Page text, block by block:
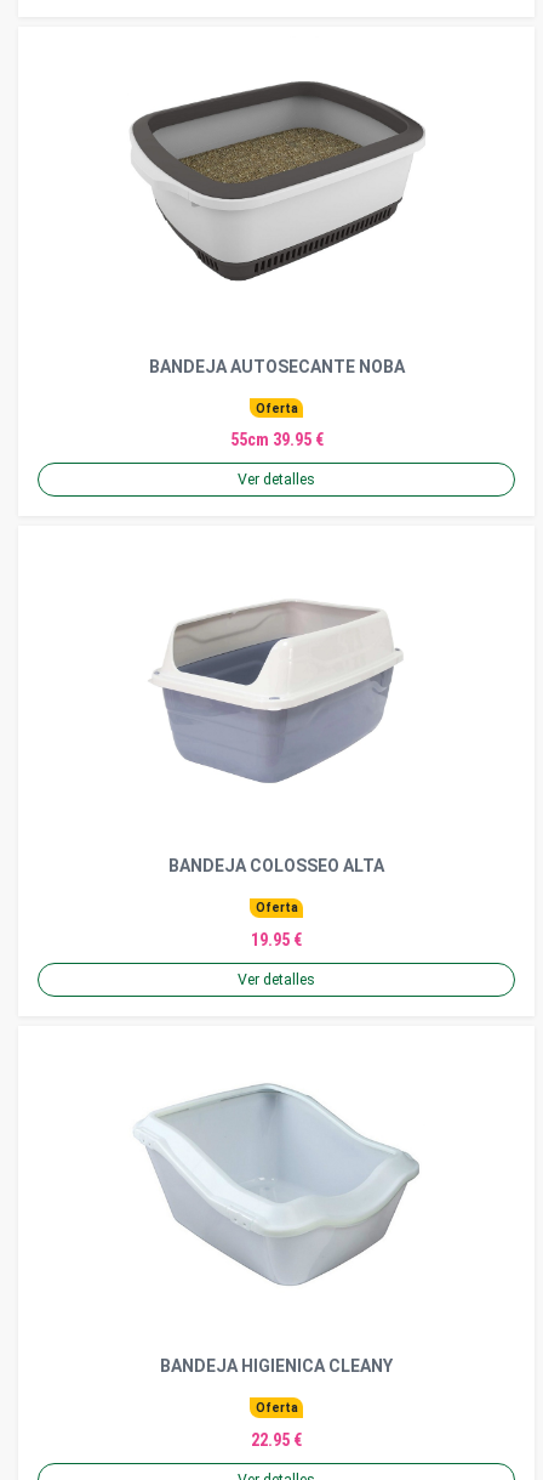
BANDEJA AUTOSECANTE NOBA
Oferta
55cm 39.95 €
Ver detalles
BANDEJA COLOSSEO ALTA
Oferta
19.95 €
Ver detalles
BANDEJA HIGIENICA CLEANY
Oferta
22.95 €